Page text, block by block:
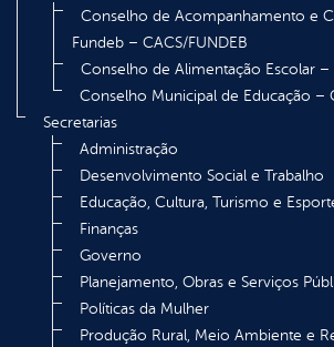
Conselho de Acompanhamento e
Fundeb – CACS/FUNDEB
Conselho de Alimentação Escolar –
Conselho Municipal de Educação –
Secretarias
Administração
Desenvolvimento Social e Trabalho
Educação, Cultura, Turismo e
Finanças
Governo
Planejamento, Obras e Serviços
Políticas da Mulher
Produção Rural, Meio Ambiente e